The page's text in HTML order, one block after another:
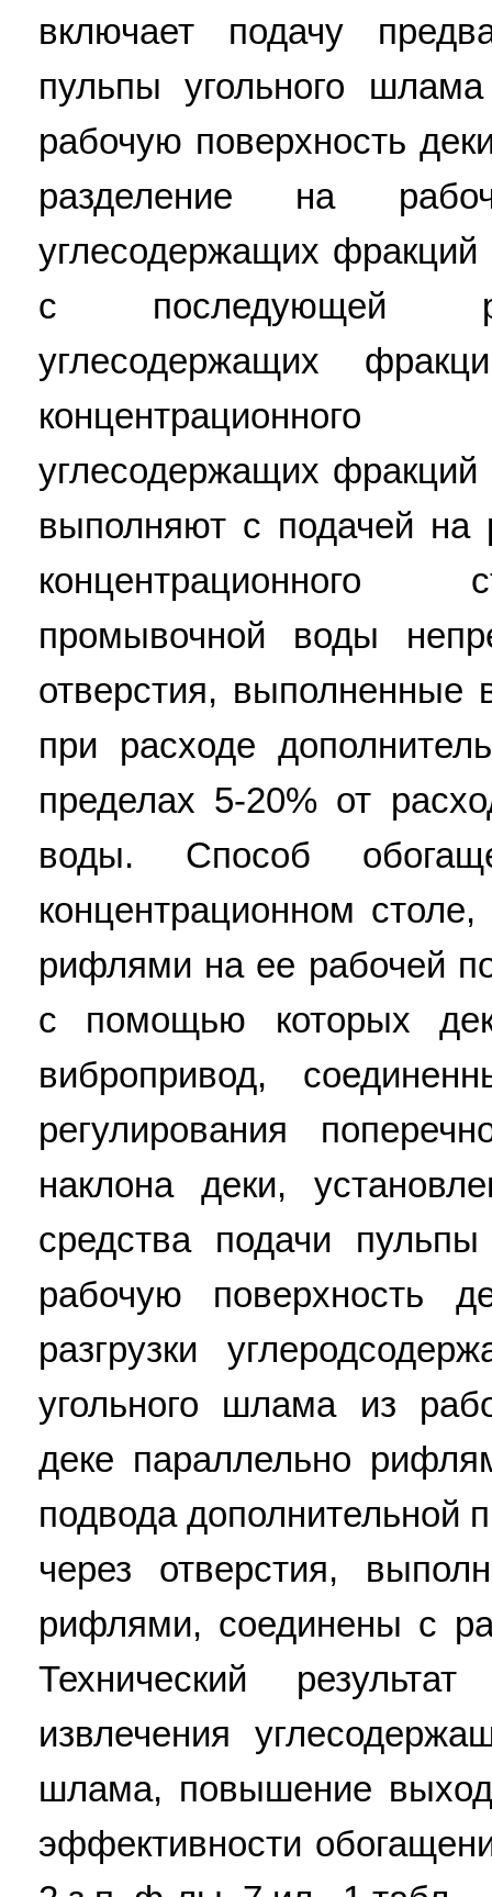
включает подачу
пульпы угольного
рабочую поверхность
разделение на
углесодержащих
с последующей
углесодержащих
углесодержащих
выполняют с подачей на
концентрационного
промывочной воды
отверстия,
при расходе
пределах 5-20% от
воды. Способ
концентрационном
рифлями на ее рабочей
с помощью которых
вибропривод,
регулирования
наклона деки,
средства подачи
рабочую поверхность
разгрузки
угольного шлама из
деке параллельно
подвода дополнительной
через отверстия,
рифлями, соединены с
Технический
извлечения
шлама, повышение
эффективности